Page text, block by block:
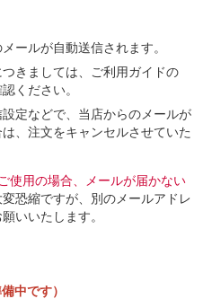
ールが自動送信されます。
きましては、ご利用ガイドの
ください。
定などで、当店からのメールが
、注文をキャンセルさせていた
使用の場合、メールが届かない
恐縮ですが、別のメールアドレ
いいたします。
中です）